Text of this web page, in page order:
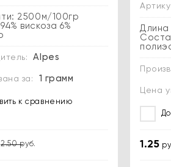
2500м/100гр
вискоза 6%
Alpes
за: 1 грамм
к сравнению
2.50руб.
Длина
Цена
1.25